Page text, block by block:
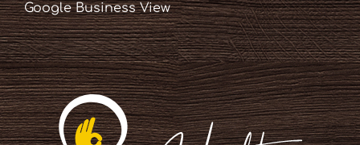
Google Business View